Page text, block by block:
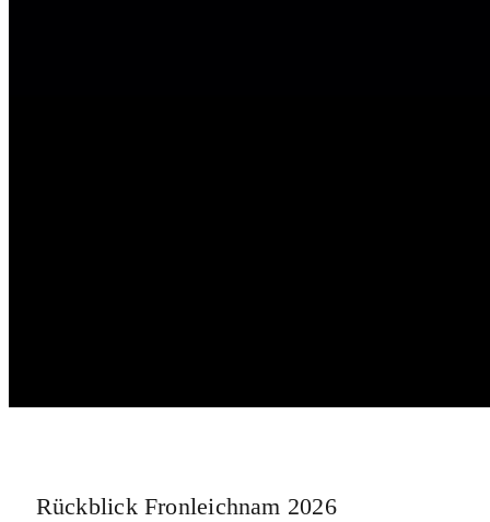
Rückblick Fronleichnam 2026